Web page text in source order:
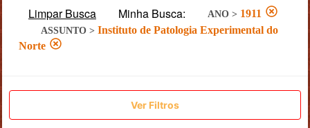
Limpar Busca Minha Busca: ANO> 1911
ASSUNTO> Instituto de Patologia Experimental do
Norte
Ver Filtros